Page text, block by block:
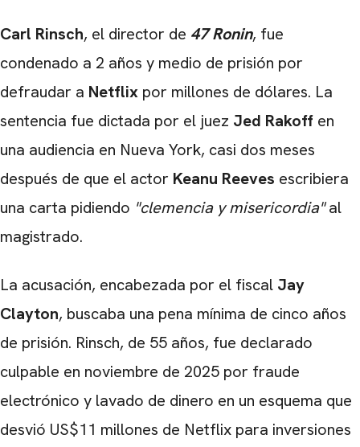
Carl Rinsch, el director de 47 Ronin, fue
condenado a 2 años y medio de prisión por
defraudar a Netflix por millones de dólares. La
sentencia fue dictada por el juez Jed Rakoff en
una audiencia en Nueva York, casi dos meses
después de que el actor Keanu Reeves escribiera
una carta pidiendo "clemencia y misericordia"al
magistrado.
La acusación, encabezada por el fiscal Jay
Clayton, buscaba una pena mínima de cinco años
de prisión. Rinsch, de 55 años, fue declarado
culpable en noviembre de 2025 por fraude
electrónico y lavado de dinero en un esquema que
desvió US$11 millones de Netflix para inversiones